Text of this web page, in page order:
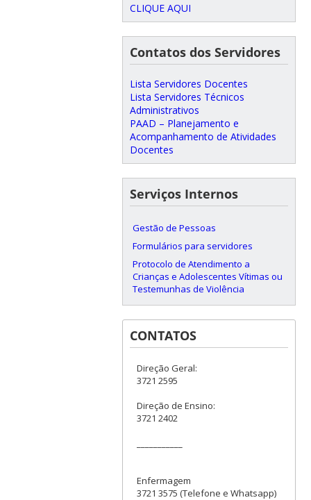
CLIQUE AQUI
Contatos dos Servidores
Lista Servidores Docentes
Lista Servidores Técnicos
Administrativos
PAAD – Planejamento e
Acompanhamento de Atividades
Docentes
Serviços Internos
Gestão de Pessoas
Formulários para servidores
Protocolo de Atendimento a
Crianças e Adolescentes Vítimas ou
Testemunhas de Violência
CONTATOS
Direção Geral:
3721 2595
Direção de Ensino:
3721 2402
Enfermagem
3721 3575 (Telefone e Whatsapp)